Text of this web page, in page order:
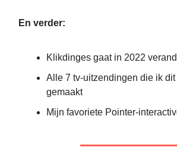
En verder:
Klikdinges gaat in 2022
Alle 7 tv-uitzendingen die ik
gemaakt
Mijn favoriete Pointer-